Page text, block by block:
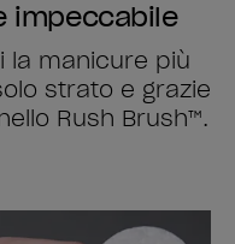
impeccabile
la manicure più
strato e grazie
Rush Brush™.